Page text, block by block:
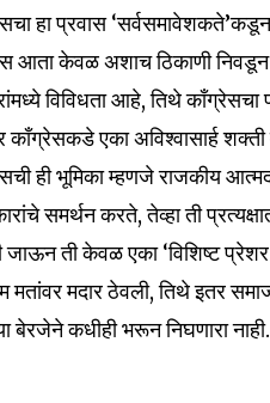
हा प्रवास
आता केवळ अशाच ठिकाणी
विविधता आहे, तिथे काँग्रेसचा
काँग्रेसकडे एका अविश्वासार्ह
ही भूमिका म्हणजे राजकीय
समर्थन करते, तेव्हा ती
जाऊन ती केवळ एका ‘विशिष्ट
मतांवर मदार ठेवली, तिथे इतर
बेरजेने कधीही भरून निघणारा नाही.